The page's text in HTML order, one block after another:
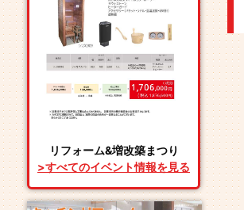
リフォーム&増改築まつり
>すべてのイベント情報を見る